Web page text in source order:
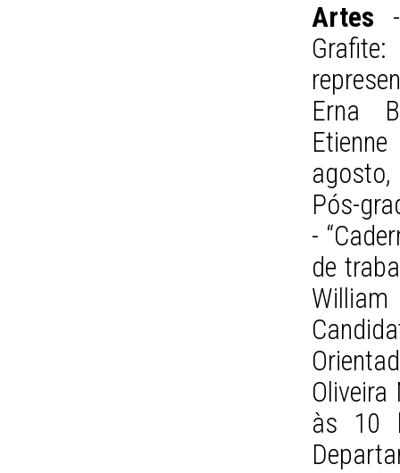
Artes
Erna
Pós-
-
de
às 10